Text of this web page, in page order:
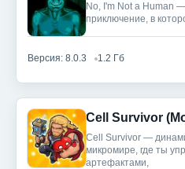
No, I'm Not a Human
приключение, в
Версия: 8.0.3 1.2 Гб
Cell Survivor
Cell Survivor —
микромире, где ты
артефактами,